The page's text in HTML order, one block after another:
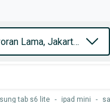
tab s6 lite - ipad mini -